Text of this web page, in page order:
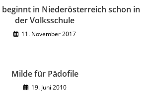
in Niederösterreich schon in
der Volksschule
11. November 2017
Milde für Pädofile
19. Juni 2010